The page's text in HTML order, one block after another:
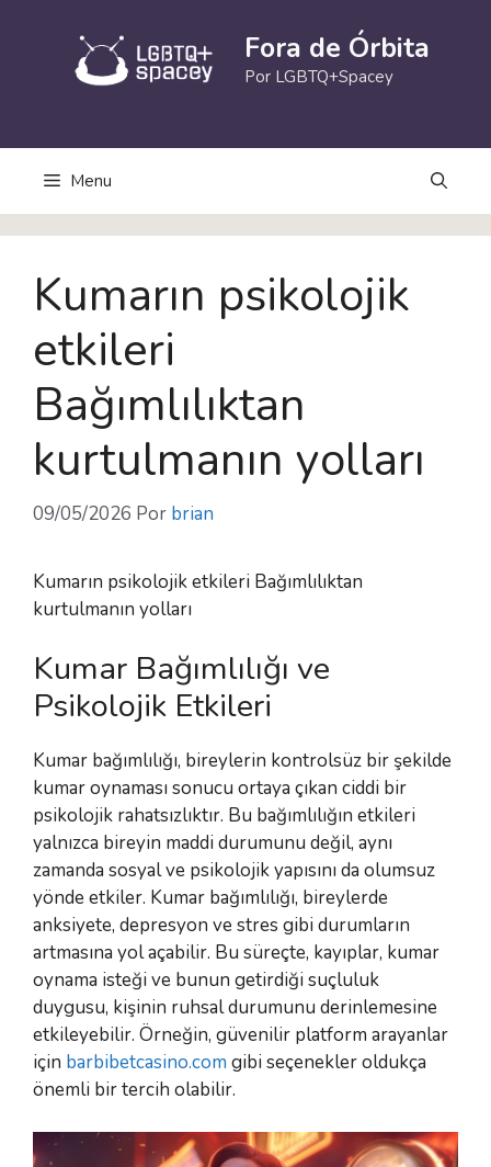
Fora de Órbita
Por LGBTQ+Spacey
Menu
Kumarın psikolojik
etkileri
Bağımlılıktan
kurtulmanın yolları
09/05/2026 Por brian
Kumarın psikolojik etkileri Bağımlılıktan
kurtulmanın yolları
Kumar Bağımlılığı ve
Psikolojik Etkileri
Kumar bağımlılığı, bireylerin kontrolsüz bir şekilde
kumar oynaması sonucu ortaya çıkan ciddi bir
psikolojik rahatsızlıktır. Bu bağımlılığın etkileri
yalnızca bireyin maddi durumunu değil, aynı
zamanda sosyal ve psikolojik yapısını da olumsuz
yönde etkiler. Kumar bağımlılığı, bireylerde
anksiyete, depresyon ve stres gibi durumların
artmasına yol açabilir. Bu süreçte, kayıplar, kumar
oynama isteği ve bunun getirdiği suçluluk
duygusu, kişinin ruhsal durumunu derinlemesine
etkileyebilir. Örneğin, güvenilir platform arayanlar
için barbibetcasino.com gibi seçenekler oldukça
önemli bir tercih olabilir.